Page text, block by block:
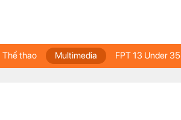
Thể thao Multimedia FPT 13 Under 35